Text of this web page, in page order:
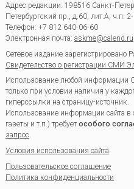
Адрес редакции: 198516 Санкт-
Петербургский пр., д.60, лит.А, ч.п.
Телефон: +7 812 640-06-60
Электронная почта: askme@calend.ru
Сетевое издание зарегистрировано
Свидетельство о регистрации СМИ
Использование любой информации
только при условии наличия у
гиперссылки на страницу-источник.
Использование информации сайта
газеты и т.п.) требуетособого
запрос.
Условия использования сайта
Пользовательское соглашение
Политика конфиденциальности